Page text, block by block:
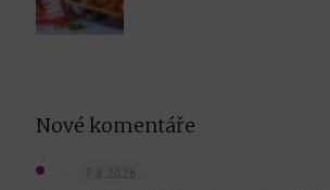
Nové komentáře
7.8.2026